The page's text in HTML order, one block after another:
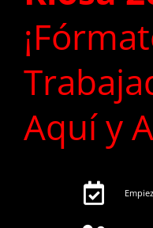
Aquí y